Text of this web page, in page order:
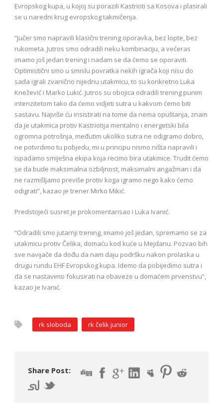
Evropskog kupa, u kojoj su porazili Kastrioti sa Kosova i plasirali
se u naredni krug evropskog takmičenja.
“Jučer smo napravili klasični trening oporavka, bez lopte, bez
rukometa. Jutros smo odradili neku kombinaciju, a večeras
imamo još jedan trening i nadam se da ćemo se oporaviti.
Optimistični smo u smislu povratka nekih igrača koji nisu do
sada igrali zvanično nijednu utakmicu, to su konkretno Luka
Knežević i Marko Lukić. Jutros su obojica odradili trening punim
intenzitetom tako da ćemo vidjeti sutra u kakvom ćemo biti
sastavu. Najviše ću insistirati na tome da nema opuštanja, znam
da je utakmica protiv Kastriotija mentalno i energetski bila
ogromna potrošnja, međutim ukoliko sutra ne odigramo dobro,
ne potvrdimo tu pobjedu, mi u principu nismo ništa napravili i
ispadamo smiješna ekipa koja recimo bira utakmice. Trudit ćemo
se da bude maksimalna ozbiljnost, maksimalni angažman i da
ne razmišljamo previše protiv koga igramo nego kako ćemo
odigrati”, kazao je trener Mirko Mikić.
Predstojeći susret je prokomentarisao i Luka Ivanić.
“Odradili smo jutarnji trening, imamo još jedan, spremamo se za
utakmicu protiv Čelika, domaću kod kuće u Mejdanu. Pozvao bih
sve navijače da dođu da nam daju podršku nakon prolaska u
drugu rundu EHF Evropskog kupa. Idemo da pobijedimo sutra i
da se nastavimo fokusirati na obaveze u domaćem prvenstvu”,
kazao je Ivanić.
rk sloboda rk čelik junior
Share Post: